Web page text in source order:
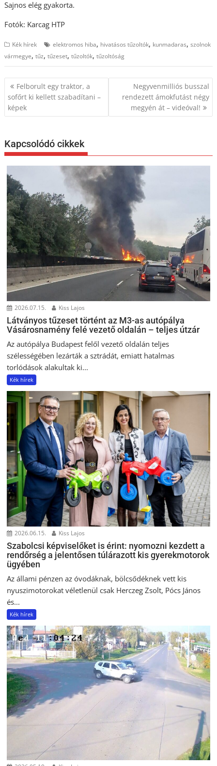
Sajnos elég gyakorta.
Fotók: Karcag HTP
Kék hírek elektromos hiba, hivatásos tűzoltók, kunmadaras,szolnok
vármegye,tűz,tűzeset,tűzoltók,tűzoltóság
Bejegyzés
navigáció
Felborult egy traktor, a
sofőrt ki kellett szabadítani –
képek
Negyvenmilliós busszal
rendezett ámokfutást négy
megyén át – videóval!
Kapcsolódó cikkek
2026.07.15. Kiss Lajos
Látványos tűzeset történt az M3-as autópálya
Vásárosnamény felé vezető oldalán – teljes útzár
Az autópálya Budapest felől vezető oldalán teljes
szélességében lezárták a sztrádát, emiatt hatalmas
torlódások alakultak ki...
Kék hírek
2026.06.15. Kiss Lajos
Szabolcsi képviselőket is érint: nyomozni kezdett a
rendőrség a jelentősen túlárazott kis gyerekmotorok
ügyében
Az állami pénzen az óvodáknak, bölcsődéknek vett kis
nyuszimotorokat véletlenül csak Herczeg Zsolt, Pócs János
és...
Kék hírek